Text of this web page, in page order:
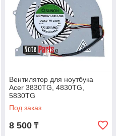
Вентилятор для ноутбука
Acer 3830TG, 4830TG,
5830TG
Под заказ
8 500 ₸